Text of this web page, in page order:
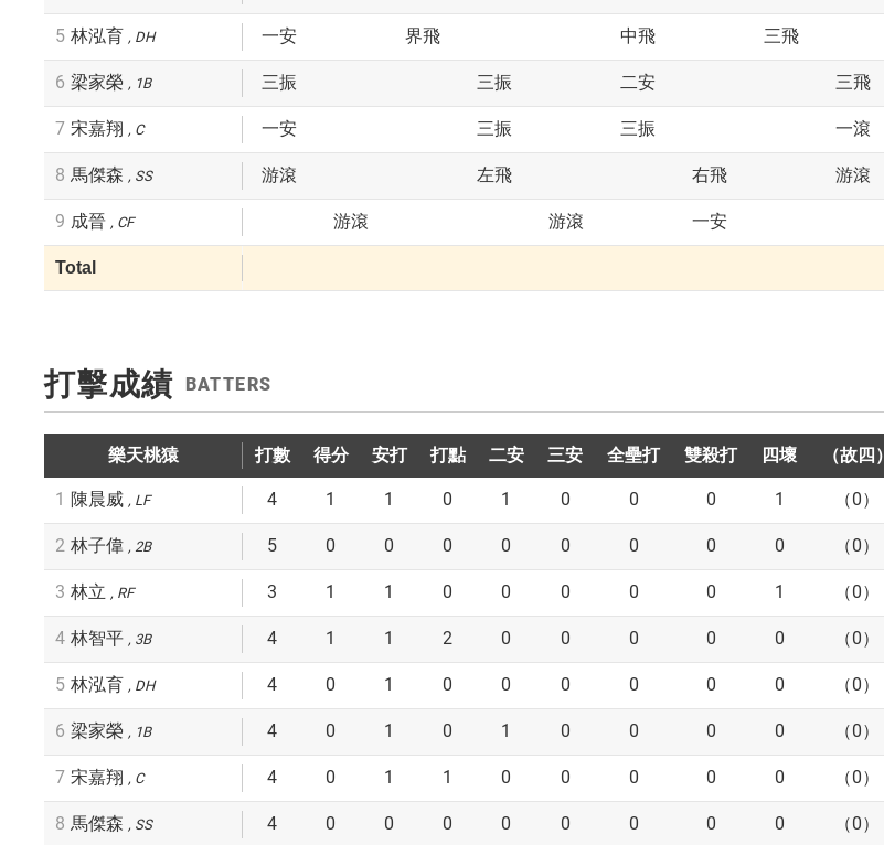
5 林泓育 DH 一安 界飛 中飛 三飛
6 梁家榮 1B 三振 三振 二安 三飛
7 宋嘉翔 C 一安 三振 三振 一滾
8 馬傑森 SS 游滾 左飛 右飛 游滾
9 成晉 CF 游滾 游滾 一安
Total
打擊成績 BATTERS
樂天桃猿 打數 得分 安打 打點 二安 三安 全壘打 雙殺打 四壞 （故四）
1 陳晨威 LF 4 1 1 0 1 0 0 0 1 （0）
2 林子偉 2B 5 0 0 0 0 0 0 0 0 （0）
3 林立 RF 3 1 1 0 0 0 0 0 1 （0）
4 林智平 3B 4 1 1 2 0 0 0 0 0 （0）
5 林泓育 DH 4 0 1 0 0 0 0 0 0 （0）
6 梁家榮 1B 4 0 1 0 1 0 0 0 0 （0）
7 宋嘉翔 C 4 0 1 1 0 0 0 0 0 （0）
8 馬傑森 SS 4 0 0 0 0 0 0 0 0 （0）